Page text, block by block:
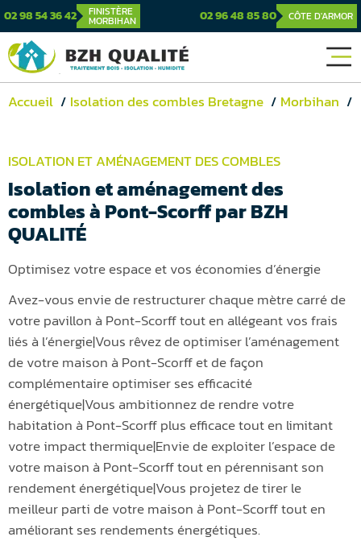
02 98 54 36 42 FINISTÈRE
MORBIHAN 02 96 48 85 80 CÔTE D'ARMOR
Accueil Isolation des combles Bretagne Morbihan
ISOLATION ET AMÉNAGEMENT DES COMBLES
Isolation et aménagement des
combles à Pont-Scorff par BZH
QUALITÉ
Optimisez votre espace et vos économies d’énergie
Avez-vous envie de restructurer chaque mètre carré de
votre pavillon à Pont-Scorff tout en allégeant vos frais
liés à l’énergie|Vous rêvez de optimiser l’aménagement
de votre maison à Pont-Scorff et de façon
complémentaire optimiser ses efficacité
énergétique|Vous ambitionnez de rendre votre
habitation à Pont-Scorff plus efficace tout en limitant
votre impact thermique|Envie de exploiter l’espace de
votre maison à Pont-Scorff tout en pérennisant son
rendement énergétique|Vous projetez de tirer le
meilleur parti de votre maison à Pont-Scorff tout en
améliorant ses rendements énergétiques.